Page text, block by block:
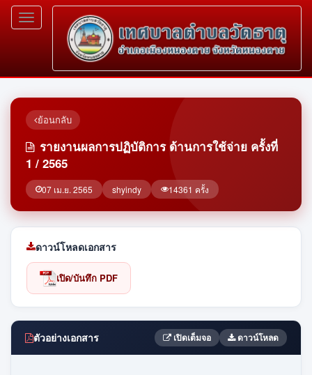
Toggle
navigation
ย้อนกลับ
รายงานผลการปฏิบัติการ ด้านการใช้จ่าย ครั้งที่
1 / 2565
07 เม.ย. 2565 shyindy 14361 ครั้ง
ดาวน์โหลดเอกสาร
เปิด/บันทึก PDF
ตัวอย่างเอกสาร เปิดเต็มจอ ดาวน์โหลด